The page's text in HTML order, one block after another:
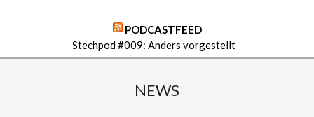
PODCASTFEED
Stechpod #009: Anders vorgestellt
NEWS